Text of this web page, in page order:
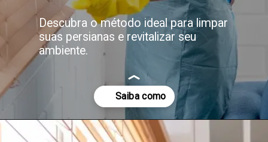
Descubra o método ideal para limpar
suas persianas e revitalizar seu
ambiente.
Opening